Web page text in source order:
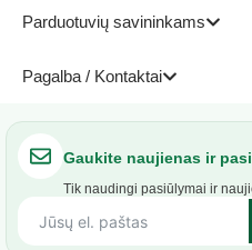
Parduotuvių savininkams
Pagalba / Kontaktai
Gaukite naujienas ir
Tik naudingi pasiūlymai ir